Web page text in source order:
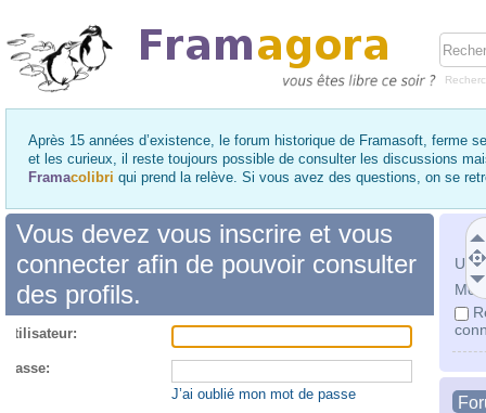
Après 15 années d’existence, le forum historique de Framasoft, ferme
et les curieux, il reste toujours possible de consulter les discussions
Framacolibri qui prend la relève. Si vous avez des questions, on se
Mot
Vous devez vous inscrire et vous
connecter afin de pouvoir consulter
des profils.
passe:
J’ai oublié mon mot de passe